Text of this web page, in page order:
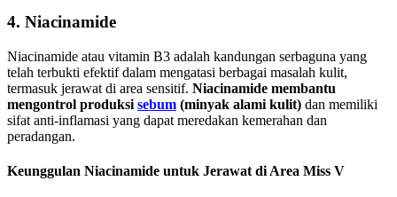
4. Niacinamide
Niacinamide atau vitamin B3 adalah kandungan serbaguna yang
telah terbukti efektif dalam mengatasi berbagai masalah kulit,
termasuk jerawat di area sensitif. Niacinamide membantu
mengontrol produksi sebum (minyak alami kulit) dan memiliki
sifat anti-inflamasi yang dapat meredakan kemerahan dan
peradangan.
Keunggulan Niacinamide untuk Jerawat di Area Miss V